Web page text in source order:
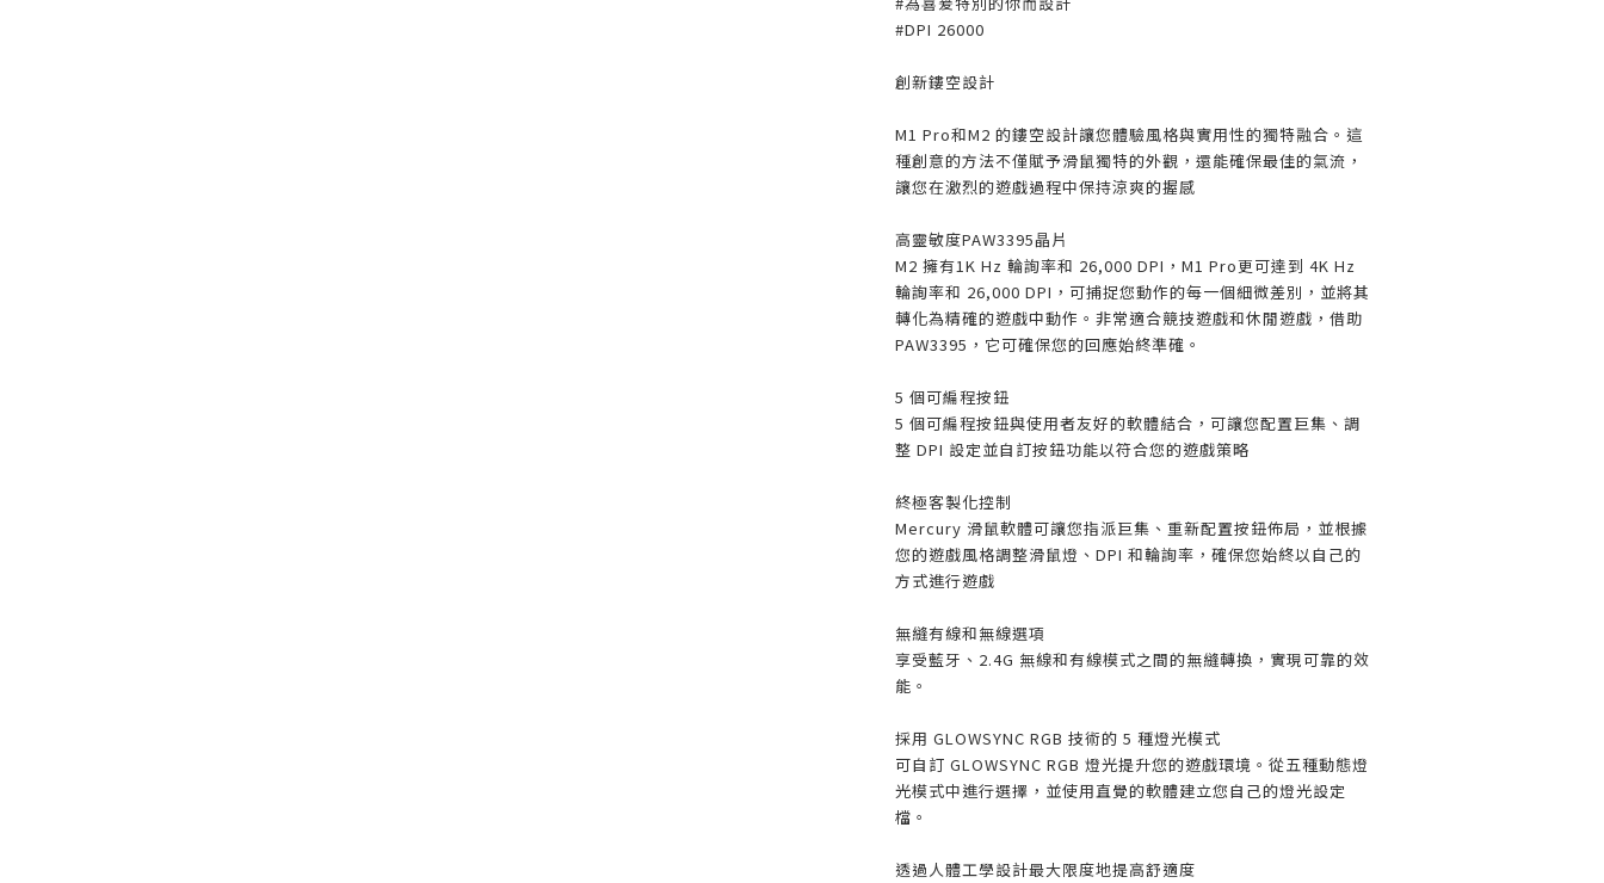
#DPI 26000
創新鏤空設計
M1 Pro和M2 的鏤空設計讓您體驗風格與實用性的獨特融合。這
種創意的方法不僅賦予滑鼠獨特的外觀，還能確保最佳的氣流，
讓您在激烈的遊戲過程中保持涼爽的握感
高靈敏度PAW3395晶片
M2 擁有1K Hz 輪詢率和 26,000 DPI，M1 Pro更可達到 4K Hz
輪詢率和 26,000 DPI，可捕捉您動作的每一個細微差別，並將其
轉化為精確的遊戲中動作。非常適合競技遊戲和休閒遊戲，借助
PAW3395，它可確保您的回應始終準確。
5 個可編程按鈕
5 個可編程按鈕與使用者友好的軟體結合，可讓您配置巨集、調
整 DPI 設定並自訂按鈕功能以符合您的遊戲策略
終極客製化控制
Mercury 滑鼠軟體可讓您指派巨集、重新配置按鈕佈局，並根據
您的遊戲風格調整滑鼠燈、DPI 和輪詢率，確保您始終以自己的
方式進行遊戲
無縫有線和無線選項
享受藍牙、2.4G 無線和有線模式之間的無縫轉換，實現可靠的效
能。
採用 GLOWSYNC RGB 技術的 5 種燈光模式
可自訂 GLOWSYNC RGB 燈光提升您的遊戲環境。從五種動態燈
光模式中進行選擇，並使用直覺的軟體建立您自己的燈光設定
檔。
透過人體工學設計最大限度地提高舒適度